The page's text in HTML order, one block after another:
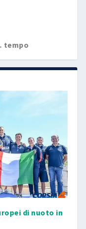
tempo
di nuoto in